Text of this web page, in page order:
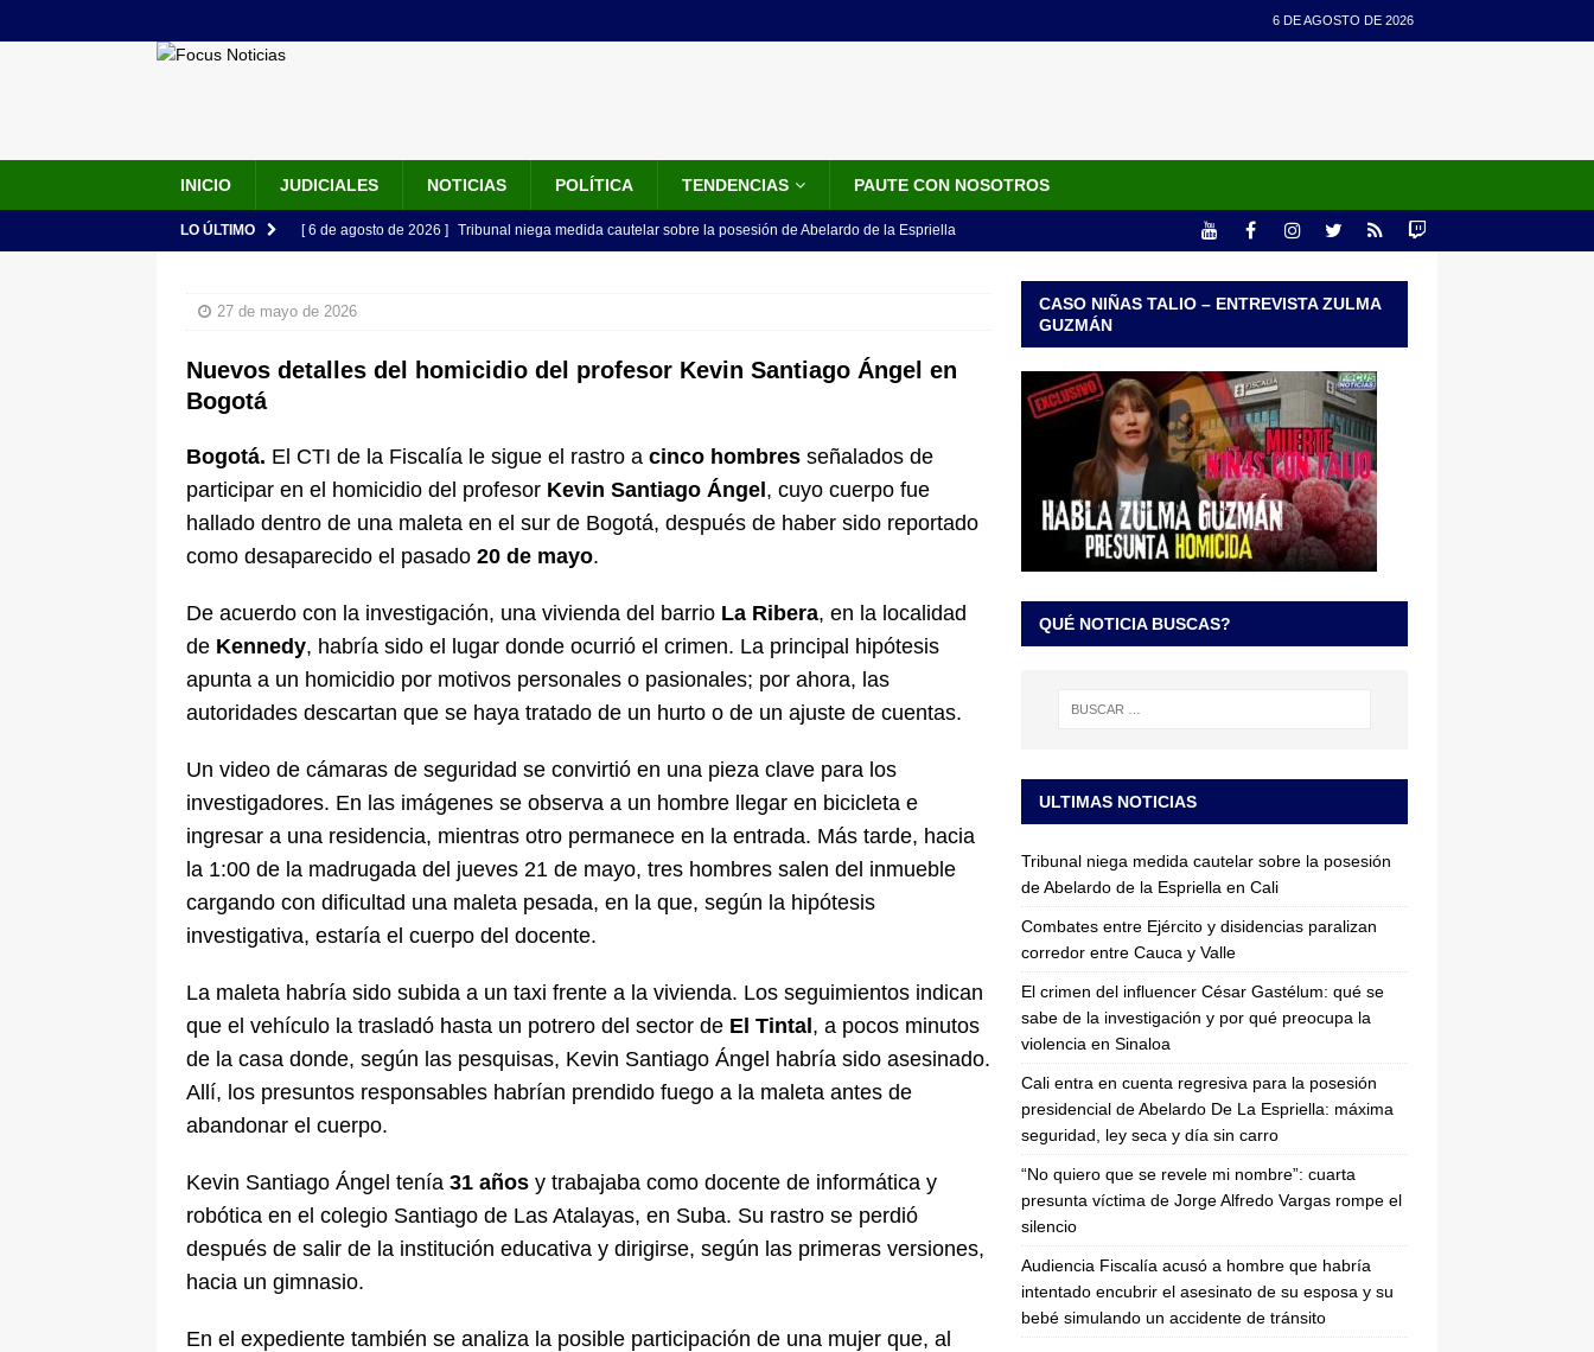
6 DE AGOSTO DE 2026
INICIO JUDICIALES NOTICIAS POLÍTICA TENDENCIAS PAUTE CON NOSOTROS
LO ÚLTIMO [ 6 de agosto de 2026 ] Tribunal niega medida cautelar sobre la posesión de Abelardo de la Espriella
[ 6 de agosto de 2026 ]
Cali entra en cuenta regresiva para la posesión presidencial de Abelardo De La
Espriella: máxima seguridad, ley seca y día sin carro LO ÚLTIMO
[ 5 de agosto de 2026 ] “No quiero que se revele mi nombre”: cuarta presunta víctima de Jorge Alfredo
27 de mayo de 2026
Nuevos detalles del homicidio del profesor Kevin Santiago Ángel en
Bogotá
Bogotá. El CTI de la Fiscalía le sigue el rastro a cinco hombres señalados de
participar en el homicidio del profesor Kevin Santiago Ángel , cuyo cuerpo fue
hallado dentro de una maleta en el sur de Bogotá, después de haber sido reportado
como desaparecido el pasado 20 de mayo.
De acuerdo con la investigación, una vivienda del barrio La Ribera, en la localidad
de Kennedy, habría sido el lugar donde ocurrió el crimen. La principal hipótesis
apunta a un homicidio por motivos personales o pasionales; por ahora, las
autoridades descartan que se haya tratado de un hurto o de un ajuste de cuentas.
Un video de cámaras de seguridad se convirtió en una pieza clave para los
investigadores. En las imágenes se observa a un hombre llegar en bicicleta e
ingresar a una residencia, mientras otro permanece en la entrada. Más tarde, hacia
la 1:00 de la madrugada del jueves 21 de mayo, tres hombres salen del inmueble
cargando con dificultad una maleta pesada, en la que, según la hipótesis
investigativa, estaría el cuerpo del docente.
La maleta habría sido subida a un taxi frente a la vivienda. Los seguimientos indican
que el vehículo la trasladó hasta un potrero del sector de El Tintal , a pocos minutos
de la casa donde, según las pesquisas, Kevin Santiago Ángel habría sido asesinado.
Allí, los presuntos responsables habrían prendido fuego a la maleta antes de
abandonar el cuerpo.
Kevin Santiago Ángel tenía 31 años y trabajaba como docente de informática y
robótica en el colegio Santiago de Las Atalayas, en Suba. Su rastro se perdió
después de salir de la institución educativa y dirigirse, según las primeras versiones,
hacia un gimnasio.
En el expediente también se analiza la posible participación de una mujer que, al
CASO NIÑAS TALIO – ENTREVISTA ZULMA
GUZMÁN
QUÉ NOTICIA BUSCAS?
ULTIMAS NOTICIAS
Tribunal niega medida cautelar sobre la posesión
de Abelardo de la Espriella en Cali
Combates entre Ejército y disidencias paralizan
corredor entre Cauca y Valle
El crimen del influencer César Gastélum: qué se
sabe de la investigación y por qué preocupa la
violencia en Sinaloa
Cali entra en cuenta regresiva para la posesión
presidencial de Abelardo De La Espriella: máxima
seguridad, ley seca y día sin carro
“No quiero que se revele mi nombre”: cuarta
presunta víctima de Jorge Alfredo Vargas rompe el
silencio
Audiencia Fiscalía acusó a hombre que habría
intentado encubrir el asesinato de su esposa y su
bebé simulando un accidente de tránsito